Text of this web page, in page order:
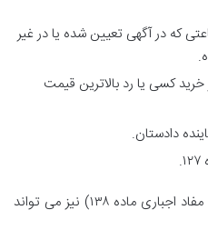
که در آگهی تعیین شده یا در غیر
کسی یا رد بالاترین قیمت
دادستان.
علاوه بر این، نقص آگهی (عدم درج مفاد اجباری ماده ۱۳۸) نیز می تواند